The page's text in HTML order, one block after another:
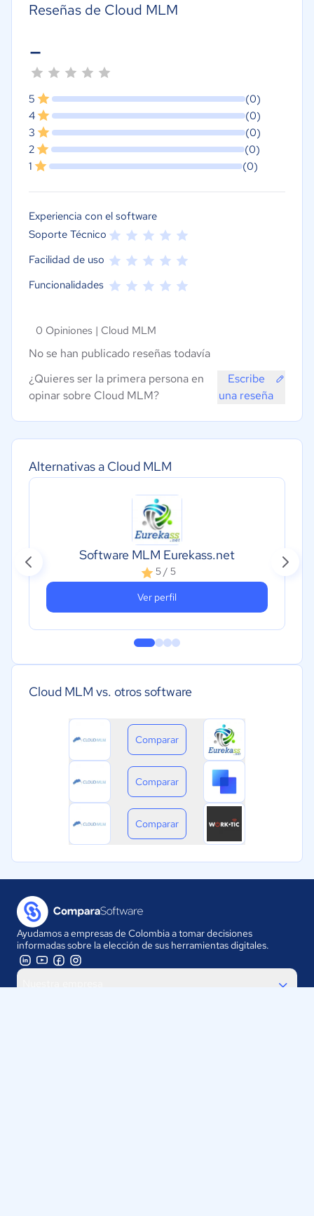
Alternativas a Cloud MLM
Software MLM Eurekass.net
5 / 5
Ver perfil
Cloud MLM vs. otros software
Comparar
Comparar
Comparar
Reseñas de Cloud MLM
-
5
(0)
4
(0)
3
(0)
2
(0)
1
(0)
Experiencia con el software
Soporte Técnico
Facilidad de uso
Funcionalidades
0 Opiniones | Cloud MLM
No se han publicado reseñas todavía
¿Quieres ser la primera persona en
opinar sobre Cloud MLM?
Escribe
una reseña
Ayudamos a empresas de Colombia a tomar decisiones
informadas sobre la elección de sus herramientas digitales.